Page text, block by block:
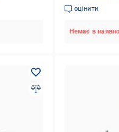
оцінити
Немає в